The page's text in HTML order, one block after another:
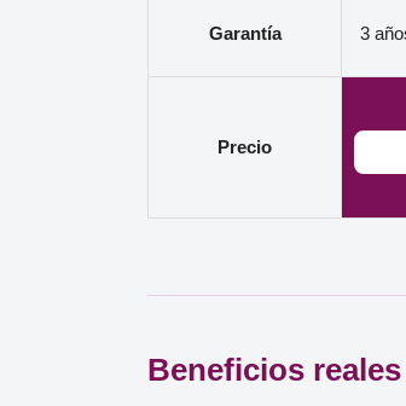
Garantía 3
Precio
Beneficios